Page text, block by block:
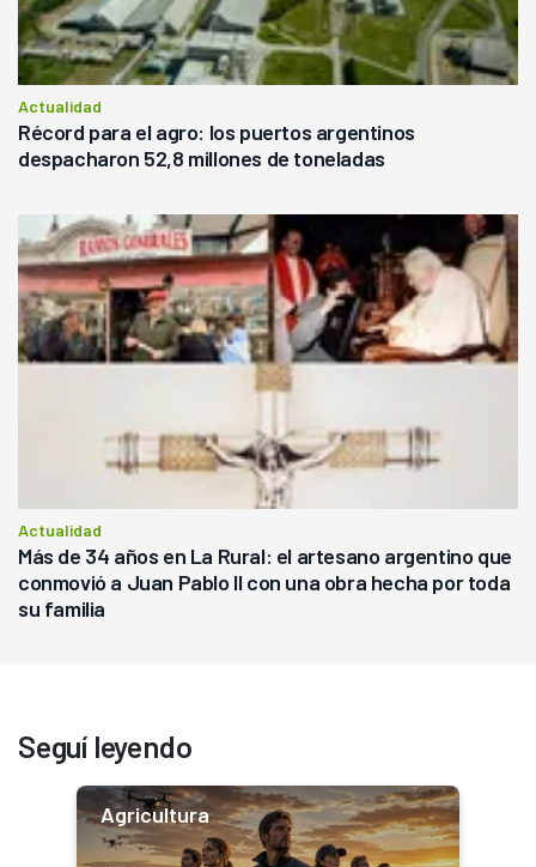
Actualidad
Récord para el agro: los puertos argentinos
despacharon 52,8 millones de toneladas
Actualidad
Más de 34 años en La Rural: el artesano argentino que
conmovió a Juan Pablo II con una obra hecha por toda
su familia
Seguí leyendo
Agricultura